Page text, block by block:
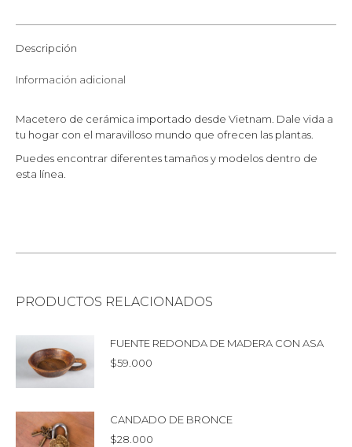
Descripción
Información adicional
Macetero de cerámica importado desde Vietnam. Dale vida a
tu hogar con el maravilloso mundo que ofrecen las plantas.
Puedes encontrar diferentes tamaños y modelos dentro de
esta línea.
PRODUCTOS RELACIONADOS
FUENTE REDONDA DE MADERA CON ASA
$59.000
CANDADO DE BRONCE
$28.000